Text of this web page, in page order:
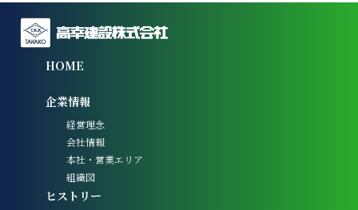
HOME
企業情報
経営理念
会社情報
本社・営業エリア
組織図
ヒストリー